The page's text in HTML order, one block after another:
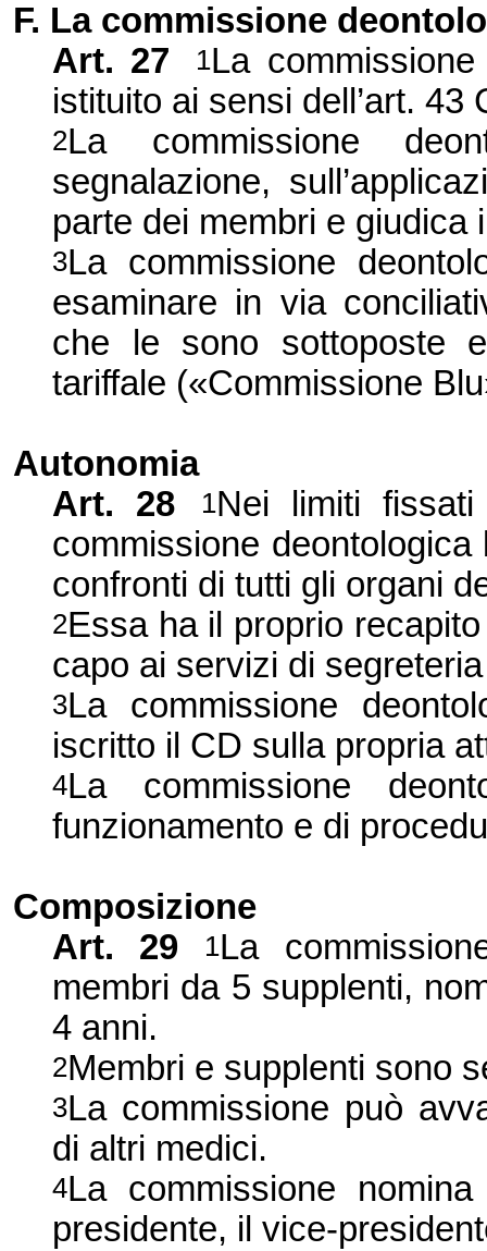
F. La commissione
Art. 27
1La
istituito ai sensi dell’art.
2La commissione
segnalazione,
parte dei membri e giudica
3La commissione
esaminare in via
che le sono sottoposte
tariffale («Commissione
Autonomia
Art. 28
1Nei limiti
commissione
confronti di tutti gli organi
2Essa ha il proprio
capo ai servizi di
3La commissione
iscritto il CD sulla propria
4La commissione
funzionamento e di
Composizione
Art. 29
1La
membri da 5 supplenti,
4 anni.
2Membri e supplenti sono
3La commissione può
di altri medici.
4La commissione
presidente, il vice-